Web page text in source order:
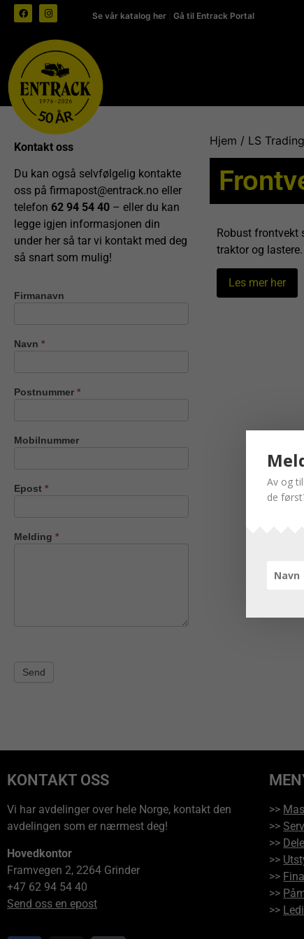
Se vår katalog her Gå til Entrack Portal
Kontakt oss
Du kan også selvfølgelig kontakte
oss på firmapost@entrack.no eller
telefon 62 94 54 40 – eller du kan
legge igjen informasjonen din
under her så tar vi kontakt med deg
så snart som mulig!
Kontakt
Firmanavn
Navn *
Postnummer *
Mobilnummer
Epost *
Melding *
Send
Hjem / LS Trading
Robust frontvekt
traktor og lastere.
Les mer her
KONTAKT OSS
Vi har avdelinger over hele Norge, kontakt den
avdelingen som er nærmest deg!
Hovedkontor
Framvegen 2, 2264 Grinder
+47 62 94 54 40
Send oss en epost
>>
>>
>>
>>
>>
>>
>>
Av og
de